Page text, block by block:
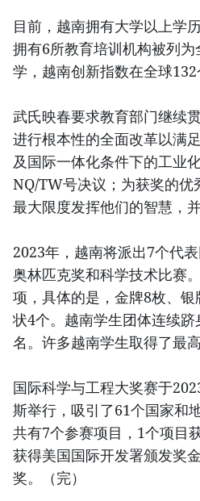
目前，越南拥有大学以上学
拥有6所教育培训机构被列
学，越南创新指数在全球132
武氏映春要求教育部门继续
进行根本性的全面改革以满
及国际一体化条件下的工业
NQ/TW号决议；为获奖的优
最大限度发挥他们的智慧，
2023年，越南将派出7个代
奥林匹克奖和科学技术比赛
项，具体的是，金牌8枚、
状4个。越南学生团体连续
名。许多越南学生取得了最高
国际科学与工程大奖赛于
斯举行，吸引了61个国家和
共有7个参赛项目，1个项目
获得美国国际开发署颁发奖
奖。（完）